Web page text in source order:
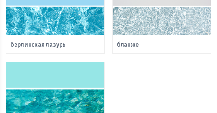
берлинская лазурь бланже